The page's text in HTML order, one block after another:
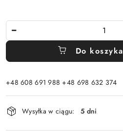
Do koszyka
+48 608 691 988 +48 698 632 374
Dostępność
i
dostawa
Wysyłka w ciągu: 5 dni